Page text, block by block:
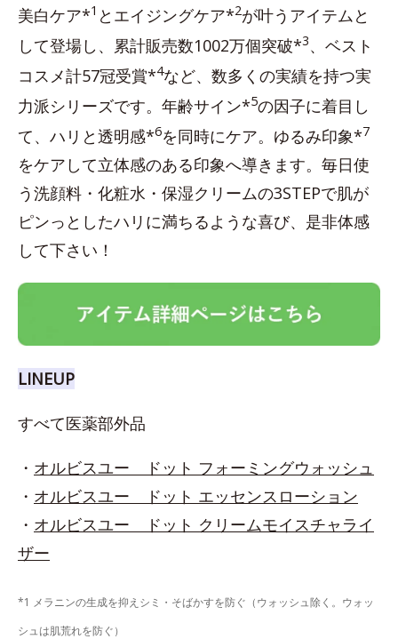
美白ケア*1 とエイジングケア*2が叶うアイテムと
して登場し、累計販売数1002万個突破*3、ベスト
コスメ計57冠受賞*4など、数多くの実績を持つ実
力派シリーズです。年齢サイン*5の因子に着目し
て、ハリと透明感*6を同時にケア。ゆるみ印象*7
をケアして立体感のある印象へ導きます。毎日使
う洗顔料・化粧水・保湿クリームの3STEPで肌が
ピンっとしたハリに満ちるような喜び、是非体感
して下さい！
LINEUP
すべて医薬部外品
・ オルビスユー ドット フォーミングウォッシュ
・ オルビスユー ドット エッセンスローション
・ オルビスユー ドット クリームモイスチャライ
ザー
*1 メラニンの生成を抑えシミ・そばかすを防ぐ（ウォッシュ除く。ウォッ
シュは肌荒れを防ぐ）